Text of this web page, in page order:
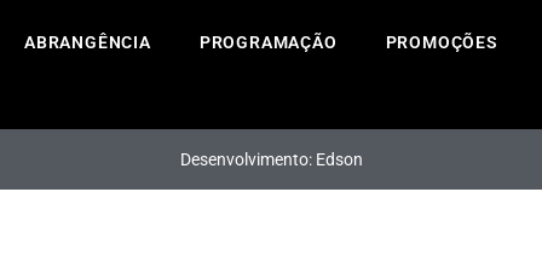
ABRANGÊNCIA PROGRAMAÇÃO PROMOÇÕES
Desenvolvimento: Edson